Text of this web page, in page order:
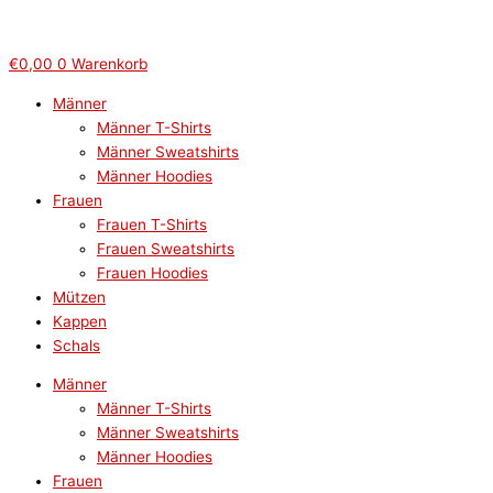
€0,00 0 Warenkorb
Männer
Männer T-Shirts
Männer Sweatshirts
Männer Hoodies
Frauen
Frauen T-Shirts
Frauen Sweatshirts
Frauen Hoodies
Mützen
Kappen
Schals
Männer
Männer T-Shirts
Männer Sweatshirts
Männer Hoodies
Frauen